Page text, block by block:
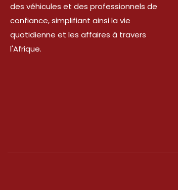
des véhicules et des professionnels de
confiance, simplifiant ainsi la vie
quotidienne et les affaires à travers
l'Afrique.